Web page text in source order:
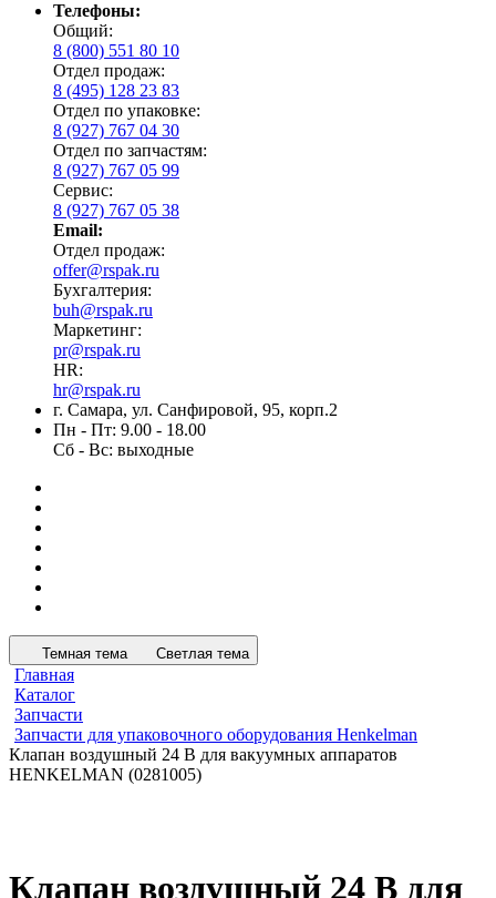
Телефоны:
Общий:
8 (800) 551 80 10
Отдел продаж:
8 (495) 128 23 83
Отдел по упаковке:
8 (927) 767 04 30
Отдел по запчастям:
8 (927) 767 05 99
Сервис:
8 (927) 767 05 38
Email:
Отдел продаж:
offer@rspak.ru
Бухгалтерия:
buh@rspak.ru
Маркетинг:
pr@rspak.ru
HR:
hr@rspak.ru
г. Самара, ул. Санфировой, 95, корп.2
Пн - Пт: 9.00 - 18.00
Сб - Вс: выходные
Темная тема Светлая тема
Главная
Каталог
Запчасти
Запчасти для упаковочного оборудования Henkelman
Клапан воздушный 24 В для вакуумных аппаратов
HENKELMAN (0281005)
Клапан воздушный 24 В для